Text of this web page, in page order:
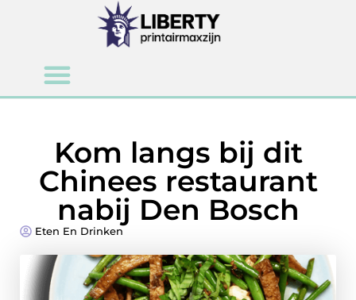
Kom langs bij dit
Chinees restaurant
nabij Den Bosch
Eten En Drinken